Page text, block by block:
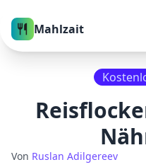
Mahlzait
Von Ruslan Adilgereev